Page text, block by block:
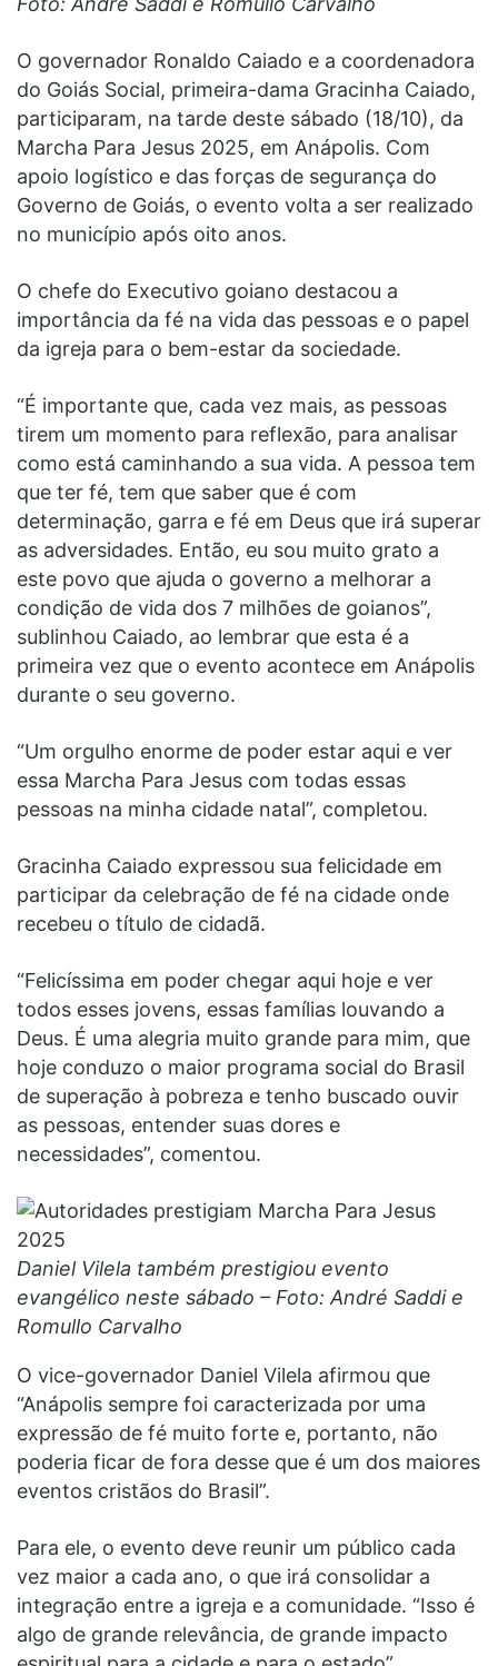
O governador Ronaldo Caiado e a coordenadora
do Goiás Social, primeira-dama Gracinha Caiado,
participaram, na tarde deste sábado (18/10), da
Marcha Para Jesus 2025, em Anápolis. Com
apoio logístico e das forças de segurança do
Governo de Goiás, o evento volta a ser realizado
no município após oito anos.
O chefe do Executivo goiano destacou a
importância da fé na vida das pessoas e o papel
da igreja para o bem-estar da sociedade.
“É importante que, cada vez mais, as pessoas
tirem um momento para reflexão, para analisar
como está caminhando a sua vida. A pessoa tem
que ter fé, tem que saber que é com
determinação, garra e fé em Deus que irá superar
as adversidades. Então, eu sou muito grato a
este povo que ajuda o governo a melhorar a
condição de vida dos 7 milhões de goianos”,
sublinhou Caiado, ao lembrar que esta é a
primeira vez que o evento acontece em Anápolis
durante o seu governo.
“Um orgulho enorme de poder estar aqui e ver
essa Marcha Para Jesus com todas essas
pessoas na minha cidade natal”, completou.
Gracinha Caiado expressou sua felicidade em
participar da celebração de fé na cidade onde
recebeu o título de cidadã.
“Felicíssima em poder chegar aqui hoje e ver
todos esses jovens, essas famílias louvando a
Deus. É uma alegria muito grande para mim, que
hoje conduzo o maior programa social do Brasil
de superação à pobreza e tenho buscado ouvir
as pessoas, entender suas dores e
necessidades”, comentou.
Daniel Vilela também prestigiou evento
evangélico neste sábado – Foto: André Saddi e
Romullo Carvalho
O vice-governador Daniel Vilela afirmou que
“Anápolis sempre foi caracterizada por uma
expressão de fé muito forte e, portanto, não
poderia ficar de fora desse que é um dos maiores
eventos cristãos do Brasil”.
Para ele, o evento deve reunir um público cada
vez maior a cada ano, o que irá consolidar a
integração entre a igreja e a comunidade. “Isso é
algo de grande relevância, de grande impacto